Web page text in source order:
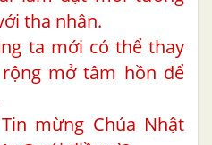
tha nhân.
ta mới có thể thay
mở tâm hồn để
mừng Chúa Nhật